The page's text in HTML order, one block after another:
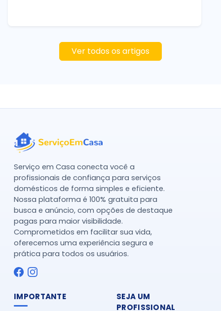
Ver todos os artigos
Serviço em Casa conecta você a
profissionais de confiança para serviços
domésticos de forma simples e eficiente.
Nossa plataforma é 100% gratuita para
busca e anúncio, com opções de destaque
pagas para maior visibilidade.
Comprometidos em facilitar sua vida,
oferecemos uma experiência segura e
prática para todos os usuários.
IMPORTANTE
SEJA UM
PROFISSIONAL